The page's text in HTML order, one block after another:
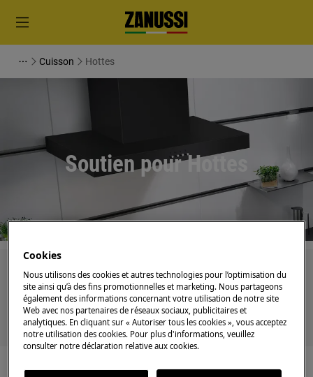
Cuisson Hottes
Soutien pour Hottes
Recherchez parmi nos articles d'assistance
Cookies
Nous utilisons des cookies et autres technologies pour l’optimisation du
site ainsi qu’à des fins promotionnelles et marketing. Nous partageons
également des informations concernant votre utilisation de notre site
Web avec nos partenaires de réseaux sociaux, publicitaires et
analytiques. En cliquant sur « Autoriser tous les cookies », vous acceptez
notre utilisation des cookies. Pour plus d'informations, veuillez
consulter notre déclaration relative aux cookies.